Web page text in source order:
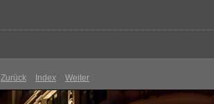
Zurück Index Weiter